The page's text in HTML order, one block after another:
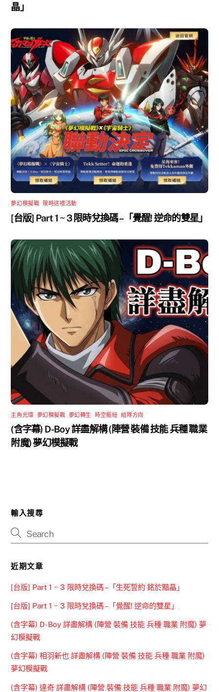
晶」
夢幻模擬戰 限時送禮活動
[台版] Part 1 ~ 3 限時兌換碼 –「覺醒! 逆命的雙星」
主角光環 夢幻模擬戰 夢幻轉生 ,時空樞紐 ,組隊方向
(含字幕) D-Boy 詳盡解構 (陣營 裝備 技能 兵種 職業
附魔) 夢幻模擬戰
輸入搜尋
近期文章
[台版] Part 1 ~ 3 限時兌換碼 –「生死誓約 銘於黯晶」
[台版] Part 1 ~ 3 限時兌換碼 –「覺醒! 逆命的雙星」
(含字幕) D-Boy 詳盡解構 (陣營 裝備 技能 兵種 職業 附魔) 夢
幻模擬戰
(含字幕) 相羽新也 詳盡解構 (陣營 裝備 技能 兵種 職業 附魔)
夢幻模擬戰
(含字幕) 達奇 詳盡解構 (陣營 裝備 技能 兵種 職業 附魔) 夢幻